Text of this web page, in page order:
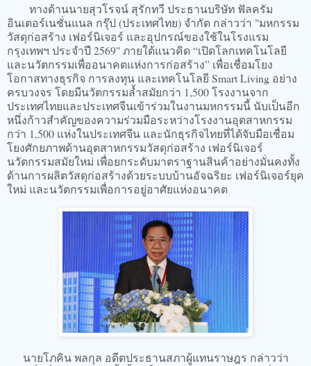
ทางด้านนายสุวโรจน์ สุรักทวี ประธานบริษัท ฟัลครัม
อินเตอร์เนชั่นแนล กรุ๊ป (ประเทศไทย) จำกัด กล่าวว่า "มหกรรม
วัสดุก่อสร้าง เฟอร์นิเจอร์ และอุปกรณ์ของใช้ในโรงแรม
กรุงเทพฯ ประจำปี 2569" ภายใต้แนวคิด “เปิดโลกเทคโนโลยี
และนวัตกรรมเพื่ออนาคตแห่งการก่อสร้าง” เพื่อเชื่อมโยง
โอกาสทางธุรกิจ การลงทุน และเทคโนโลยี Smart Living อย่าง
ครบวงจร โดยมีนวัตกรรมล้ำสมัยกว่า 1,500 โรงงานจาก
ประเทศไทยและประเทศจีนเข้าร่วมในงานมหกรรมนี้ นับเป็นอีก
หนึ่งก้าวสำคัญของความร่วมมือระหว่างโรงงานอุตสาหกรรม
กว่า 1,500 แห่งในประเทศจีน และนักธุรกิจไทยที่ได้จับมือเชื่อม
โยงศักยภาพด้านอุตสาหกรรมวัสดุก่อสร้าง เฟอร์นิเจอร์
นวัตกรรมสมัยใหม่ เพื่อยกระดับมาตราฐานสินค้าอย่างมั่นคงทั้ง
ด้านการผลิตวัสดุก่อสร้างด้วยระบบบ้านอัจฉริยะ เฟอร์นิเจอร์ยุค
ใหม่ และนวัตกรรมเพื่อการอยู่อาศัยแห่งอนาคต
นายโภคิน พลกุล อดีตประธานสภาผู้แทนราษฎร กล่าวว่า